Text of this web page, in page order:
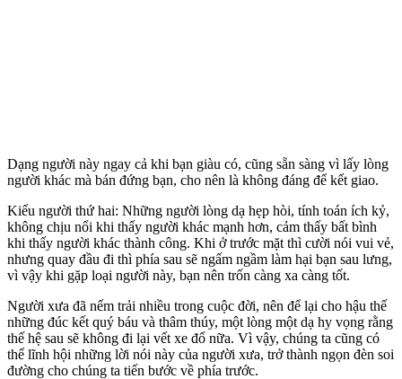
Dạng người này ngay cả khi bạn giàu có, cũng sẵn sàng vì lấy lòng
người khác mà bán đứng bạn, cho nên là không đáng để kết giao.
Kiểu người thứ hai: Những người lòng dạ hẹp hòi, tính toán ích kỷ,
không chịu nổi khi thấy người khác mạnh hơn, cảm thấy bất bình
khi thấy người khác thành công. Khi ở trước mặt thì cười nói vui vẻ,
nhưng quay đầu đi thì phía sau sẽ ngấm ngầm làm hại bạn sau lưng,
vì vậy khi gặp loại người này, bạn nên trốn càng xa càng tốt.
Người xưa đã nếm trải nhiều trong cuộc đời, nên để lại cho hậu thế
những đúc kết quý báu và thâm thúy, một lòng một dạ hy vọng rằng
thế hệ sau sẽ không đi lại vết xe đổ nữa. Vì vậy, chúng ta cũng có
thể lĩnh hội những lời nói này của người xưa, trở thành ngọn đèn soi
đường cho chúng ta tiến bước về phía trước.